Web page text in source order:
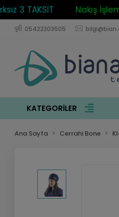
3 TAKSİT Nakış
05422303505
KATEGORİLER
Ana Sayfa Cerrahi Bone